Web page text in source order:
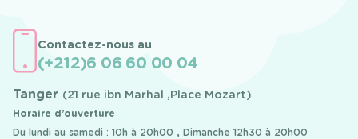
Contactez-nous au
(+212)6 06 60 00 04
Tanger (21 rue ibn Marhal ,Place Mozart)
Horaire d’ouverture
Du lundi au samedi : 10h à 20h00 , Dimanche 12h30 à 20h00